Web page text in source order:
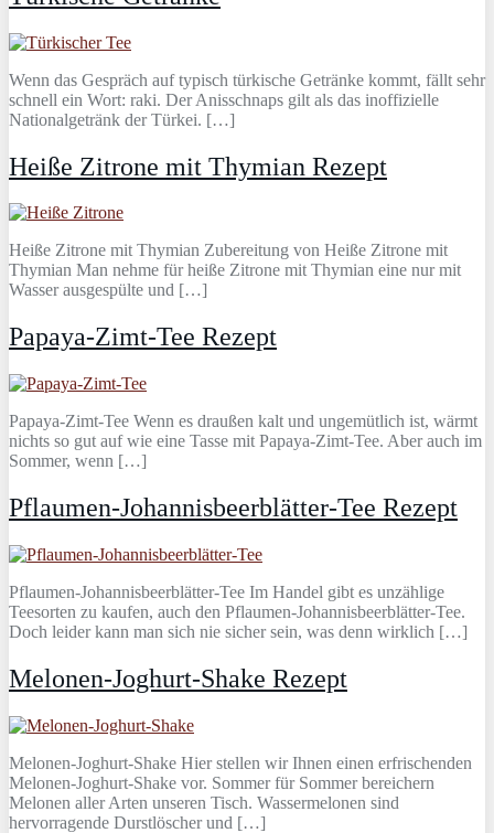
Wenn das Gespräch auf typisch türkische Getränke kommt, fällt sehr
schnell ein Wort: raki. Der Anisschnaps gilt als das inoffizielle
Nationalgetränk der Türkei. […]
Heiße Zitrone mit Thymian Rezept
Heiße Zitrone mit Thymian Zubereitung von Heiße Zitrone mit
Thymian Man nehme für heiße Zitrone mit Thymian eine nur mit
Wasser ausgespülte und […]
Papaya-Zimt-Tee Rezept
Papaya-Zimt-Tee Wenn es draußen kalt und ungemütlich ist, wärmt
nichts so gut auf wie eine Tasse mit Papaya-Zimt-Tee. Aber auch im
Sommer, wenn […]
Pflaumen-Johannisbeerblätter-Tee Rezept
Pflaumen-Johannisbeerblätter-Tee Im Handel gibt es unzählige
Teesorten zu kaufen, auch den Pflaumen-Johannisbeerblätter-Tee.
Doch leider kann man sich nie sicher sein, was denn wirklich […]
Melonen-Joghurt-Shake Rezept
Melonen-Joghurt-Shake Hier stellen wir Ihnen einen erfrischenden
Melonen-Joghurt-Shake vor. Sommer für Sommer bereichern
Melonen aller Arten unseren Tisch. Wassermelonen sind
hervorragende Durstlöscher und […]